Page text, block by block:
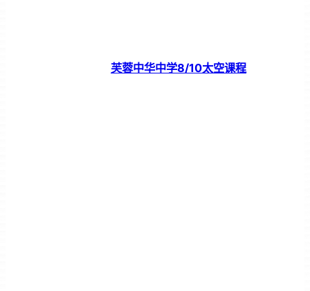
芙蓉中华中学8/10太空课程